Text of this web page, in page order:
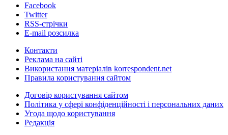
Facebook
Twitter
RSS-стрічки
E-mail розсилка
Контакти
Реклама на сайті
Використання матеріалів korrespondent.net
Правила користування сайтом
Договір користування сайтом
Політика у сфері конфіденційності і персональних даних
Угода щодо користування
Редакція